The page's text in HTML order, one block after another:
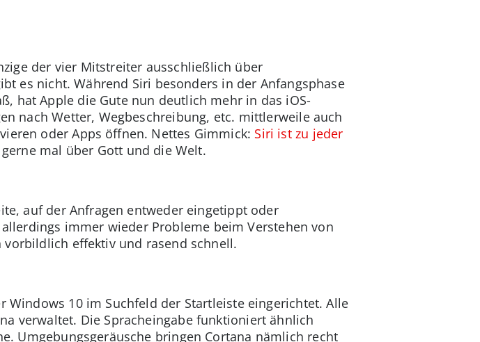
der vier Mitstreiter ausschließlich über
es nicht. Während Siri besonders in der Anfangsphase
hat Apple die Gute nun deutlich mehr in das iOS-
nach Wetter, Wegbeschreibung, etc. mittlerweile auch
oder Apps öffnen. Nettes Gimmick: Siri ist zu jeder
mal über Gott und die Welt.
auf der Anfragen entweder eingetippt oder
immer wieder Probleme beim Verstehen von
effektiv und rasend schnell.
10 im Suchfeld der Startleiste eingerichtet. Alle
verwaltet. Die Spracheingabe funktioniert ähnlich
Umgebungsgeräusche bringen Cortana nämlich recht